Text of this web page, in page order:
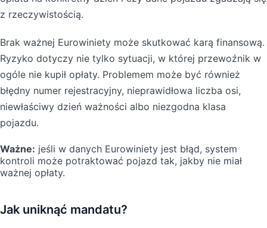
z rzeczywistością.
Brak ważnej Eurowiniety może skutkować karą finansową.
Ryzyko dotyczy nie tylko sytuacji, w której przewoźnik w
ogóle nie kupił opłaty. Problemem może być również
błędny numer rejestracyjny, nieprawidłowa liczba osi,
niewłaściwy dzień ważności albo niezgodna klasa
pojazdu.
Ważne: jeśli w danych Eurowiniety jest błąd, system
kontroli może potraktować pojazd tak, jakby nie miał
ważnej opłaty.
Jak uniknąć mandatu?